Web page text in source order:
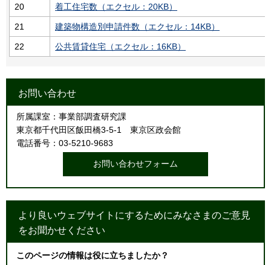
20 着工住宅数（エクセル：20KB）
21 建築物構造別申請件数（エクセル：14KB）
22 公共賃貸住宅（エクセル：16KB）
お問い合わせ
所属課室：事業部調査研究課
東京都千代田区飯田橋3-5-1 東京区政会館
電話番号：03-5210-9683
より良いウェブサイトにするためにみなさまのご意見
をお聞かせください
このページの情報は役に立ちましたか？